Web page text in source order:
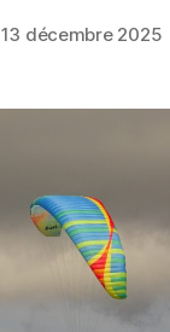
13 décembre 2025